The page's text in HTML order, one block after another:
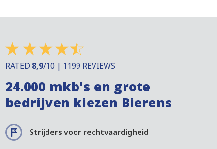
RATED 8,9/10 | 1199 REVIEWS
24.000 mkb's en grote
bedrijven kiezen Bierens
Strijders voor rechtvaardigheid